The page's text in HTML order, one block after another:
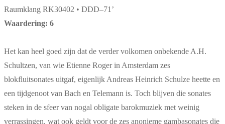
Raumklang RK30402 • DDD–71’
Waardering: 6
Het kan heel goed zijn dat de verder volkomen onbekende A.H.
Schultzen, van wie Etienne Roger in Amsterdam zes
blokfluitsonates uitgaf, eigenlijk Andreas Heinrich Schulze heette en
een tijdgenoot van Bach en Telemann is. Toch blijven die sonates
steken in de sfeer van nogal obligate barokmuziek met weinig
verrassingen, wat ook geldt voor de zes anonieme gambasonates die